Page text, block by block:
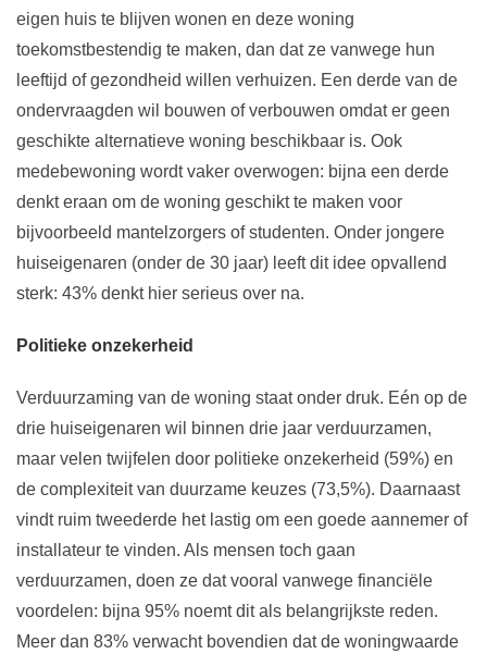
eigen huis te blijven wonen en deze woning
toekomstbestendig te maken, dan dat ze vanwege hun
leeftijd of gezondheid willen verhuizen. Een derde van de
ondervraagden wil bouwen of verbouwen omdat er geen
geschikte alternatieve woning beschikbaar is. Ook
medebewoning wordt vaker overwogen: bijna een derde
denkt eraan om de woning geschikt te maken voor
bijvoorbeeld mantelzorgers of studenten. Onder jongere
huiseigenaren (onder de 30 jaar) leeft dit idee opvallend
sterk: 43% denkt hier serieus over na.
Politieke onzekerheid
Verduurzaming van de woning staat onder druk. Eén op de
drie huiseigenaren wil binnen drie jaar verduurzamen,
maar velen twijfelen door politieke onzekerheid (59%) en
de complexiteit van duurzame keuzes (73,5%). Daarnaast
vindt ruim tweederde het lastig om een goede aannemer of
installateur te vinden. Als mensen toch gaan
verduurzamen, doen ze dat vooral vanwege financiële
voordelen: bijna 95% noemt dit als belangrijkste reden.
Meer dan 83% verwacht bovendien dat de woningwaarde